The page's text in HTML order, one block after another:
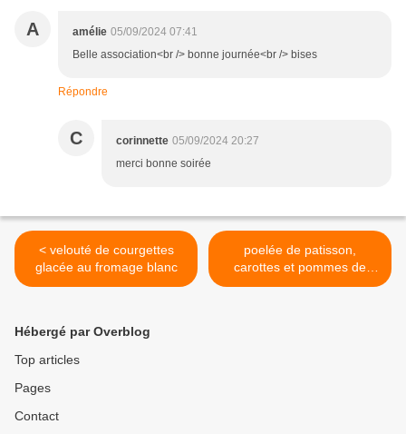
A amélie 05/09/2024 07:41
Belle association<br /> bonne journée<br /> bises
Répondre
C corinnette 05/09/2024 20:27
merci bonne soirée
< velouté de courgettes
glacée au fromage blanc
poelée de patisson,
carottes et pommes de
terre >
Hébergé par Overblog
Top articles
Pages
Contact